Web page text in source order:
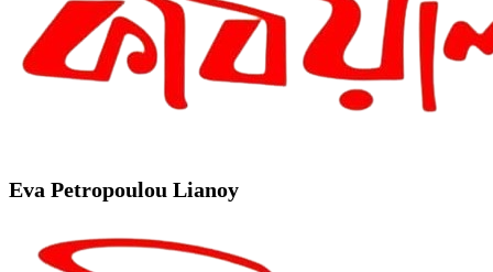
Eva Petropoulou Lianoy